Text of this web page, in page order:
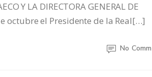
Y LA DIRECTORA GENERAL DE
octubre el Presidente de la Real[…]
No